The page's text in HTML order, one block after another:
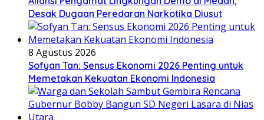
Desak Dugaan Peredaran Narkotika Diusut
8 Agustus 2026
Sofyan Tan: Sensus Ekonomi 2026 Penting untuk
Memetakan Kekuatan Ekonomi Indonesia